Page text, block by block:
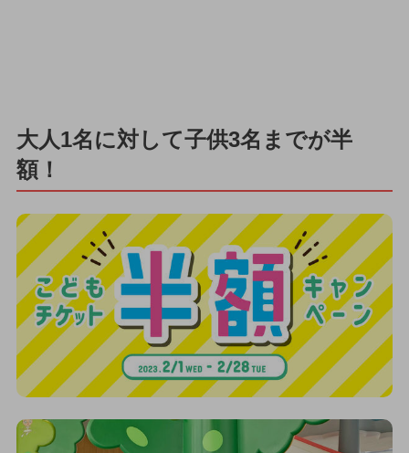
大人1名に対して子供3名までが半
額！